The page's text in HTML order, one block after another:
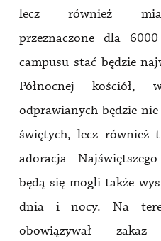
lecz również
przeznaczone dla
campusu stać będzie
Północnej kościół,
odprawianych będzie
świętych, lecz również
adoracja
będą się mogli także
dnia i nocy. Na
obowiązywał